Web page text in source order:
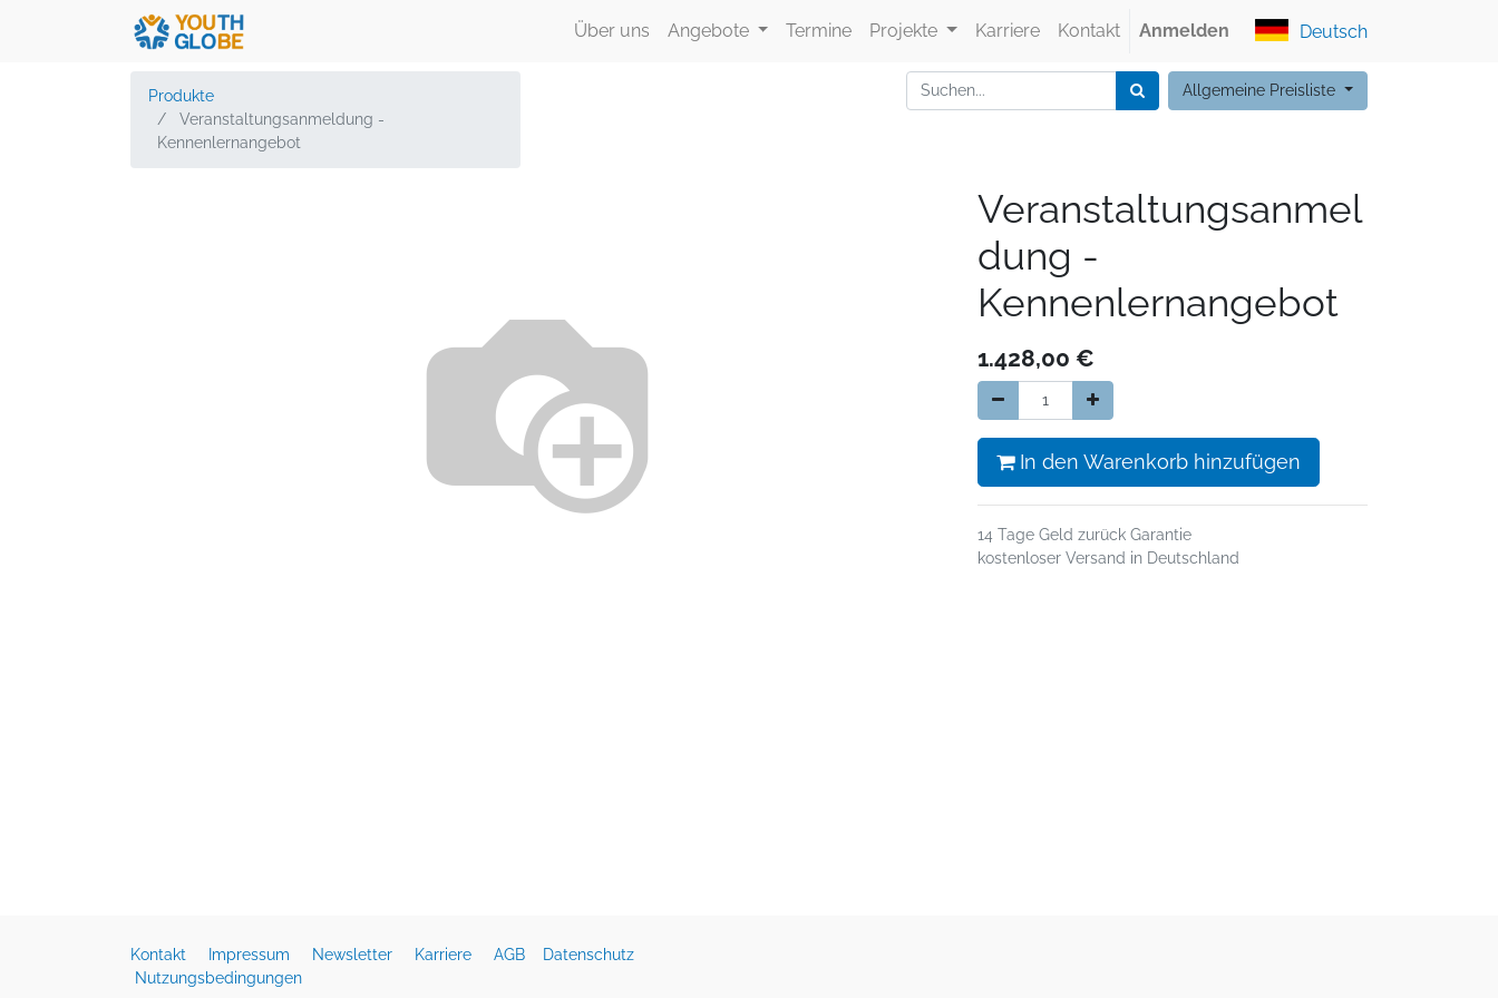
Über uns Angebote Termine Projekte Karriere Kontakt Anmelden Deutsch
Produkte
Veranstaltungsanmeldung -
Kennenlernangebot
Allgemeine Preisliste
Veranstaltungsanmel
dung -
Kennenlernangebot
1.428,00 €
In den Warenkorb hinzufügen
14 Tage Geld zurück Garantie
kostenloser Versand in Deutschland
Kontakt Impressum Newsletter Karriere AGB
Datenschutz
Nutzungsbedingungen